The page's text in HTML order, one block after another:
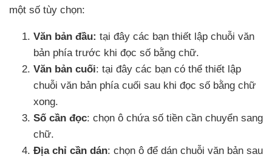
một số tùy chọn:
Văn bản đầu: tại đây các bạn thiết lập chuỗi văn
bản phía trước khi đọc số bằng chữ.
Văn bản cuối: tại đây các bạn có thể thiết lập
chuỗi văn bản phía cuối sau khi đọc số bằng chữ
xong.
Số cần đọc: chọn ô chứa số tiền cần chuyển sang
chữ.
Địa chỉ cần dán: chọn ô để dán chuỗi văn bản sau